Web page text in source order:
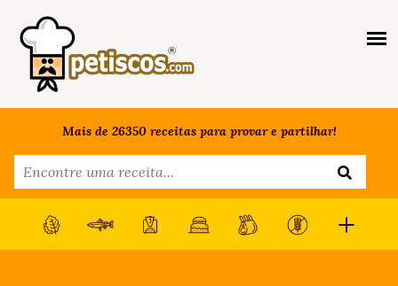
Mais de 26350 receitas para provar e partilhar!